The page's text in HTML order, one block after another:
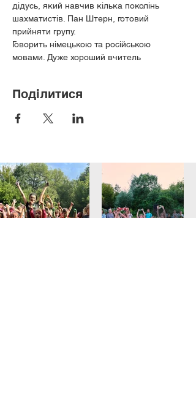
дідусь, який навчив кілька поколінь
шахматистів. Пан Штерн, готовий
прийняти групу.
Говорить німецькою та російською
мовами. Дуже хороший вчитель
Поділитися